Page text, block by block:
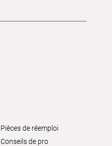
Pièces de réemploi
Conseils de pro